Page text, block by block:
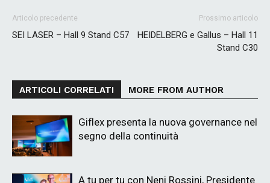
Articolo precedente
SEI LASER – Hall 9 Stand C57
Prossimo articolo
HEIDELBERG e Gallus – Hall 11
Stand C30
ARTICOLI CORRELATI MORE FROM AUTHOR
Giflex presenta la nuova governance nel
segno della continuità
A tu per tu con Neni Rossini, Presidente